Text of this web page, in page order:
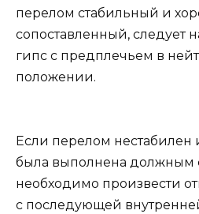
перелом стабильный и
сопоставленный, следует
гипс с предплечьем в
положении.
Если перелом
была выполнена должным
необходимо произвести
с последующей